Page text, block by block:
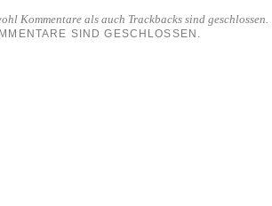
Kommentare als auch Trackbacks sind geschlossen.
SIND GESCHLOSSEN.